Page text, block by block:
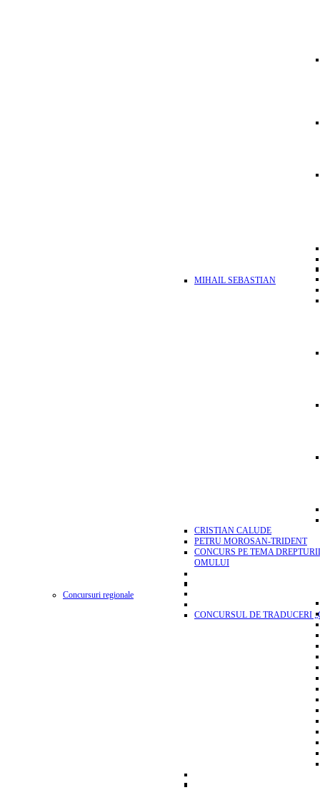
MIHAIL SEBASTIAN
CRISTIAN CALUDE
PETRU MOROSAN-TRIDENT
CONCURS PE TEMA
OMULUI
Concursuri regionale
CONCURSUL DE TRADUCERI